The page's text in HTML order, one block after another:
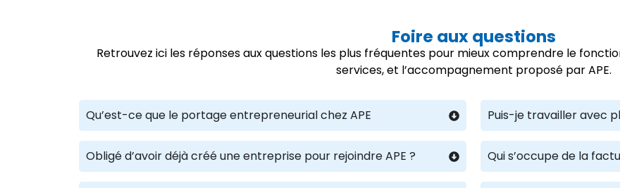
Foire aux questions
Retrouvez ici les réponses aux questions les plus fréquentes pour mieux comprendre le
services, et l’accompagnement proposé par APE.
Qu’est-ce que le portage entrepreneurial chez APE
Obligé d’avoir déjà créé une entreprise pour rejoindre APE ?
Puis-je travailler avec
Qui s’occupe de la